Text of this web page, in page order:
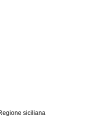
siciliana